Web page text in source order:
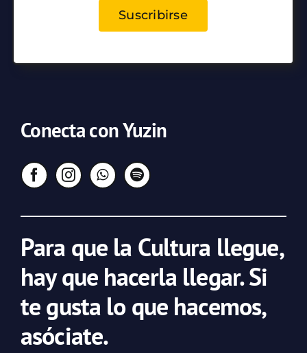
Suscribirse
Conecta con Yuzin
Para que la Cultura llegue,
hay que hacerla llegar. Si
te gusta lo que hacemos,
asóciate.